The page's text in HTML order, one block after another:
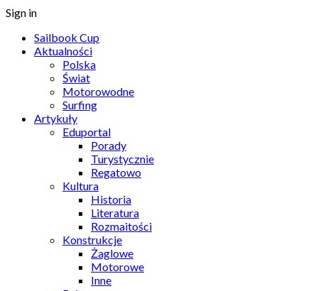
Sign in
Sailbook Cup
Aktualności
Polska
Świat
Motorowodne
Surfing
Artykuły
Eduportal
Porady
Turystycznie
Regatowo
Kultura
Historia
Literatura
Rozmaitości
Konstrukcje
Żaglowe
Motorowe
Inne